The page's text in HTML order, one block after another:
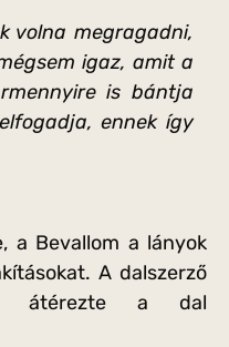
volna megragadni,
igaz, amit a
is bántja
ennek így
a Bevallom a lányok
A dalszerző
átérezte a dal